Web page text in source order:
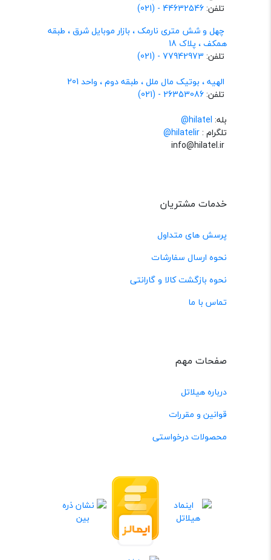
تلفن:44632546 - (021)
چهل و شش متری نارمک ، بازار موبایل شرق ، طبقه
همکف ، پلاک 18
تلفن: 77942973 - (021)
الهیه ، بوتیک مال ملل ، طبقه دوم ، واحد 201
تلفن:26353086 - (021)
بله: hilatel@
تلگرام :@hilatelir
خدمات مشتریان
پرسش های متداول
نحوه ارسال سفارشات
نحوه بازگشت کالا و گارانتی
تماس با ما
صفحات مهم
درباره هیلاتل
قوانین و مقررات
محصولات درخواستی